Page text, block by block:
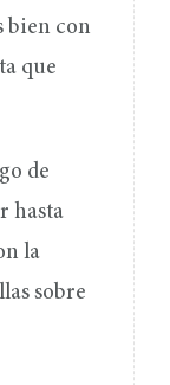
bien con
que
de
hasta
la
sobre